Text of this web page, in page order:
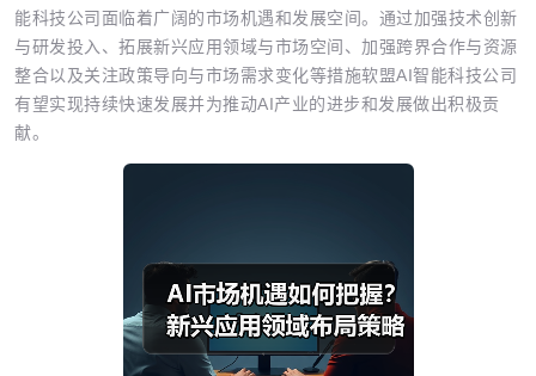
能科技公司面临着广阔的市场机遇和发展空间。通过加强技术创新
与研发投入、拓展新兴应用领域与市场空间、加强跨界合作与资源
整合以及关注政策导向与市场需求变化等措施软盟AI智能科技公司
有望实现持续快速发展并为推动AI产业的进步和发展做出积极贡
献。